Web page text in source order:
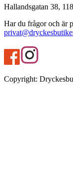
Hallandsgatan 38,
Har du frågor och är
Copyright: